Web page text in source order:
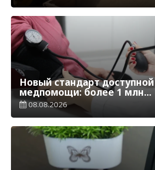
Новый стандарт доступной
медпомощи: более 1 млн
казахстанцев получили
телемедицинские услуги
08.08.2026